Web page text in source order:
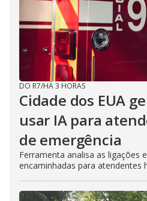
DO R7/HÁ 3 HORAS
Cidade dos EUA
usar IA para
de emergência
Ferramenta analisa as ligações
encaminhadas para atendentes